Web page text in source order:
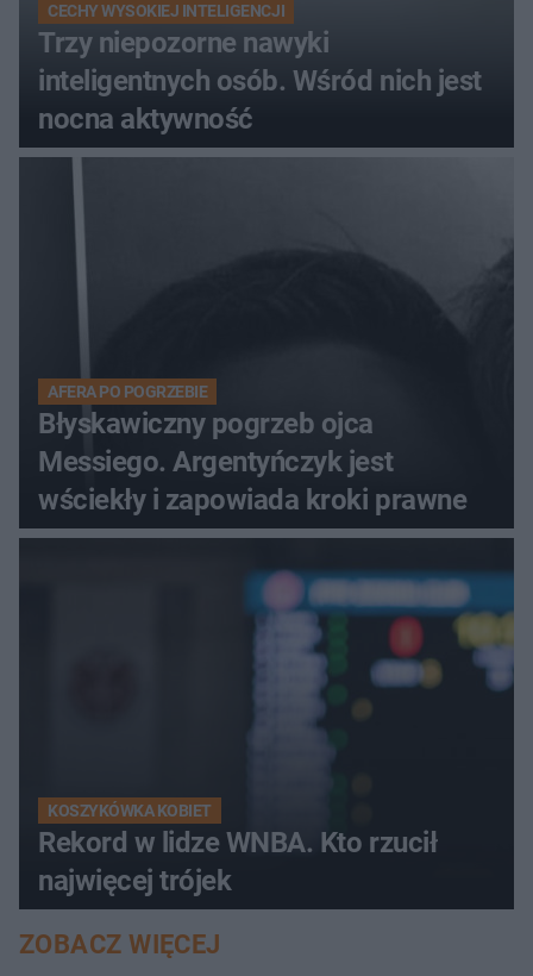
CECHY WYSOKIEJ INTELIGENCJI
Trzy niepozorne nawyki
inteligentnych osób. Wśród nich jest
nocna aktywność
AFERA PO POGRZEBIE
Błyskawiczny pogrzeb ojca
Messiego. Argentyńczyk jest
wściekły i zapowiada kroki prawne
KOSZYKÓWKA KOBIET
Rekord w lidze WNBA. Kto rzucił
najwięcej trójek
ZOBACZ WIĘCEJ